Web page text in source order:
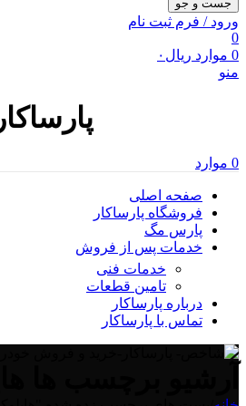
جست و جو
ورود / فرم ثبت نام
0
0 موارد ریال ۰
منو
پارساکار
0 موارد
صفحه اصلی
فروشگاه پارساکار
پارس مگ
خدمات پس از فروش
خدمات فنی
تامین قطعات
درباره پارساکار
تماس با پارساکار